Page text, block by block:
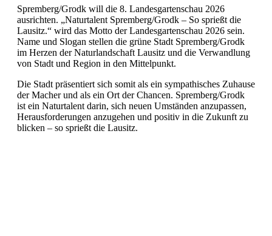
Spremberg/Grodk will die 8. Landesgartenschau 2026
ausrichten. „Naturtalent Spremberg/Grodk – So sprießt die
Lausitz.“ wird das Motto der Landesgartenschau 2026 sein.
Name und Slogan stellen die grüne Stadt Spremberg/Grodk
im Herzen der Naturlandschaft Lausitz und die Verwandlung
von Stadt und Region in den Mittelpunkt.
Die Stadt präsentiert sich somit als ein sympathisches Zuhause
der Macher und als ein Ort der Chancen. Spremberg/Grodk
ist ein Naturtalent darin, sich neuen Umständen anzupassen,
Herausforderungen anzugehen und positiv in die Zukunft zu
blicken – so sprießt die Lausitz.